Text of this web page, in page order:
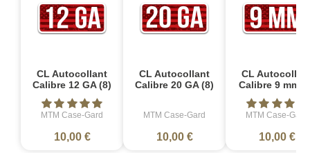
CL Autocollant
Calibre 12 GA (8)
MTM Case-Gard
10,00 €
CL Autocollant
Calibre 20 GA (8)
MTM Case-Gard
10,00 €
CL
Calibre 9 mm
MTM Case-Gard
10,00 €